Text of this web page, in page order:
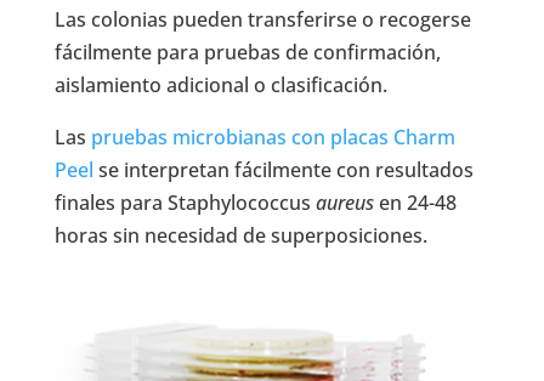
Las colonias pueden transferirse o recogerse
fácilmente para pruebas de confirmación,
aislamiento adicional o clasificación.
Las pruebas microbianas con placas Charm
Peel se interpretan fácilmente con resultados
finales para Staphylococcus aureusen 24-48
horas sin necesidad de superposiciones.